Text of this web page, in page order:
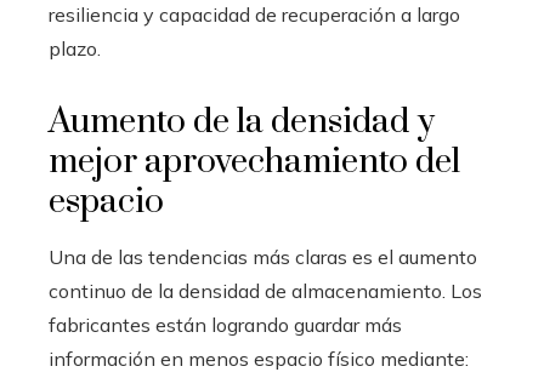
resiliencia y capacidad de recuperación a largo
plazo.
Aumento de la densidad y
mejor aprovechamiento del
espacio
Una de las tendencias más claras es el aumento
continuo de la densidad de almacenamiento. Los
fabricantes están logrando guardar más
información en menos espacio físico mediante: